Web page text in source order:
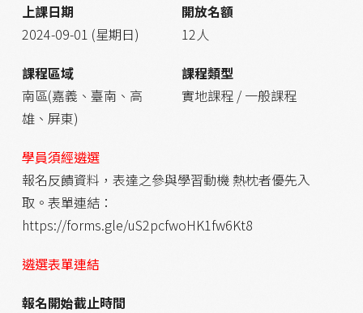
上課日期
2024-09-01 (星期日)
開放名額
12人
課程區域
南區(嘉義、臺南、高
雄、屏東)
課程類型
實地課程 / 一般課程
學員須經遴選
報名反饋資料，表達之參與學習動機 熱枕者優先入
取。表單連結：
https://forms.gle/uS2pcfwoHK1fw6Kt8
遴選表單連結
報名開始截止時間